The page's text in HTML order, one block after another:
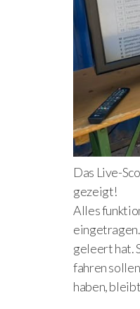
Das Live-
gezeigt!
Alles
geleert hat.
fahren
haben,